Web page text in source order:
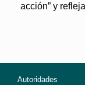
acción” y
Autoridades